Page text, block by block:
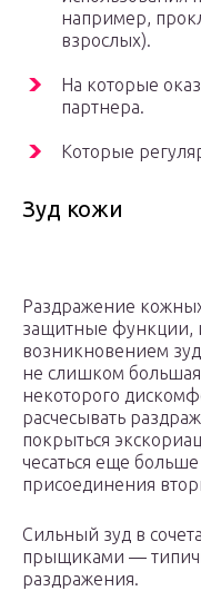
например,
взрослых).
На которые
партнера.
Которые
Зуд кожи
Раздражение
защитные функции,
возникновением
не слишком
некоторого
расчесывать
покрыться
чесаться еще
присоединения
Сильный зуд в
прыщиками —
раздражения.